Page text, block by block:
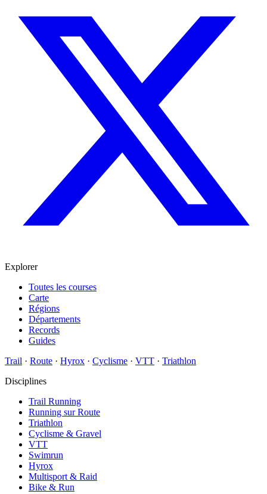
Explorer
Toutes les courses
Carte
Régions
Départements
Records
Guides
Trail · Route · Hyrox · Cyclisme · VTT · Triathlon
Disciplines
Trail Running
Running sur Route
Triathlon
Cyclisme & Gravel
VTT
Swimrun
Hyrox
Multisport & Raid
Bike & Run